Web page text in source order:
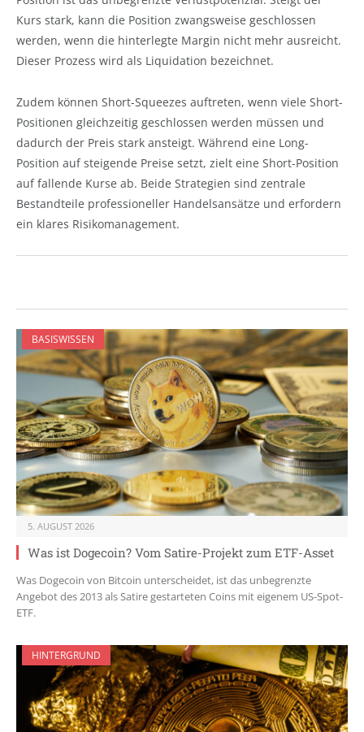
Kurs stark, kann die Position zwangsweise geschlossen
werden, wenn die hinterlegte Margin nicht mehr ausreicht.
Dieser Prozess wird als Liquidation bezeichnet.
Zudem können Short-Squeezes auftreten, wenn viele Short-
Positionen gleichzeitig geschlossen werden müssen und
dadurch der Preis stark ansteigt. Während eine Long-
Position auf steigende Preise setzt, zielt eine Short-Position
auf fallende Kurse ab. Beide Strategien sind zentrale
Bestandteile professioneller Handelsansätze und erfordern
ein klares Risikomanagement.
BASISWISSEN
5. AUGUST 2026
Was ist Dogecoin? Vom Satire-Projekt zum ETF-Asset
Was Dogecoin von Bitcoin unterscheidet, ist das unbegrenzte
Angebot des 2013 als Satire gestarteten Coins mit eigenem US-Spot-
ETF.
HINTERGRUND